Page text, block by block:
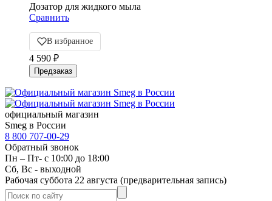
Дозатор для жидкого мыла
Сравнить
В избранное
4 590 ₽
официальный магазин
Smeg в России
8 800 707-00-29
Обратный звонок
Пн – Пт- с 10:00 до 18:00
Сб, Вс - выходной
Рабочая суббота 22 августа (предварительная запись)